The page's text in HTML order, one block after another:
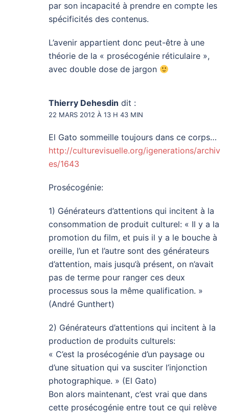
par son incapacité à prendre en compte les
spécificités des contenus.
L’avenir appartient donc peut-être à une
théorie de la « prosécogénie réticulaire »,
avec double dose de jargon
Thierry Dehesdin dit :
22 MARS 2012 À 13 H 43 MIN
El Gato sommeille toujours dans ce corps…
http://culturevisuelle.org/igenerations/archiv
es/1643
Prosécogénie:
1) Générateurs d’attentions qui incitent à la
consommation de produit culturel: « Il y a la
promotion du film, et puis il y a le bouche à
oreille, l’un et l’autre sont des générateurs
d’attention, mais jusqu’à présent, on n’avait
pas de terme pour ranger ces deux
processus sous la même qualification. »
(André Gunthert)
2) Générateurs d’attentions qui incitent à la
production de produits culturels:
« C’est la prosécogénie d’un paysage ou
d’une situation qui va susciter l’injonction
photographique. » (El Gato)
Bon alors maintenant, c’est vrai que dans
cette prosécogénie entre tout ce qui relève